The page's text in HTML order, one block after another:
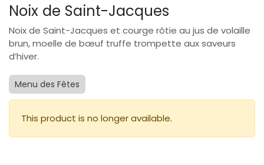
Noix de Saint-Jacques
Noix de Saint-Jacques et courge rôtie au jus de volaille
brun, moelle de bœuf truffe trompette aux saveurs
d’hiver.
Menu des Fêtes
This product is no longer available.